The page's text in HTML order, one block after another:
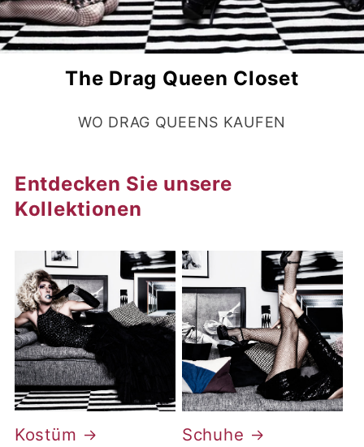
The Drag Queen Closet
WO DRAG QUEENS KAUFEN
Entdecken Sie unsere
Kollektionen
Kostüm Schuhe